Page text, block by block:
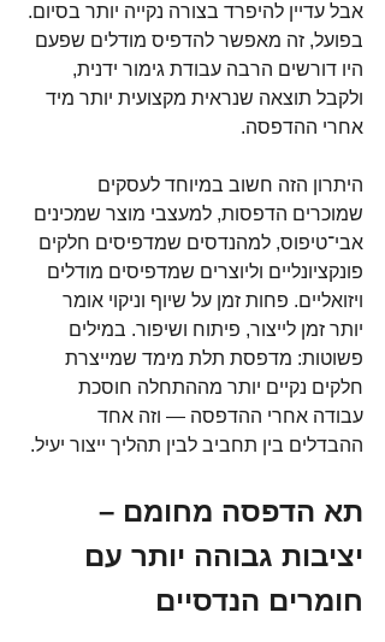
אבל עדיין להיפרד בצורה נקייה יותר בסיום.
בפועל, זה מאפשר להדפיס מודלים שפעם
היו דורשים הרבה עבודת גימור ידנית,
ולקבל תוצאה שנראית מקצועית יותר מיד
אחרי ההדפסה.
היתרון הזה חשוב במיוחד לעסקים
שמוכרים הדפסות, למעצבי מוצר שמכינים
אבי־טיפוס, למהנדסים שמדפיסים חלקים
פונקציונליים וליוצרים שמדפיסים מודלים
ויזואליים. פחות זמן על שיוף וניקוי אומר
יותר זמן לייצור, פיתוח ושיפור. במילים
פשוטות: מדפסת תלת מימד שמייצרת
חלקים נקיים יותר מההתחלה חוסכת
עבודה אחרי ההדפסה — וזה אחד
ההבדלים בין תחביב לבין תהליך ייצור יעיל.
תא הדפסה מחומם –
יציבות גבוהה יותר עם
חומרים הנדסיים